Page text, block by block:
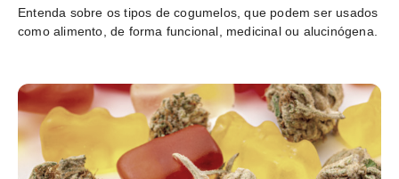
Entenda sobre os tipos de cogumelos, que podem ser usados
como alimento, de forma funcional, medicinal ou alucinógena.